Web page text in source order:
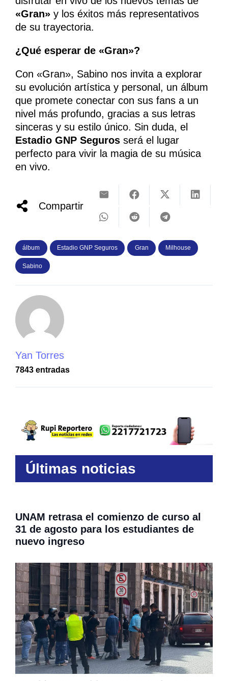
«Gran» y los éxitos más representativos
de su trayectoria.
¿Qué esperar de «Gran»?
Con «Gran», Sabino nos invita a explorar
su evolución artística y personal, un álbum
que promete conectar con sus fans a un
nivel más profundo, gracias a sus letras
sinceras y su estilo único. Sin duda, el
Estadio GNP Seguros será el lugar
perfecto para vivir la magia de su música
en vivo.
Compartir
álbum Estadio GNP Seguros Gran Milhouse
Sabino
Yan Torres
7843 entradas
Últimas noticias
UNAM retrasa el comienzo de curso al
31 de agosto para los estudiantes de
nuevo ingreso